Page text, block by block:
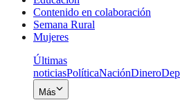
Contenido en colaboración
Semana Rural
Mujeres
Últimas
noticiasPolíticaNaciónDinero
Más